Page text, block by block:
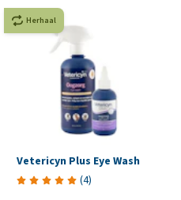
Herhaal
Vetericyn Plus Eye Wash
(4)